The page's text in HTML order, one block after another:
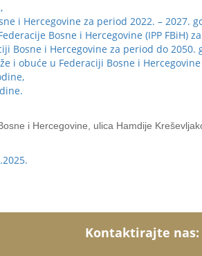
i Hercegovine za period 2022. – 2027.
Bosne i Hercegovine (IPP FBiH)
Bosne i Hercegovine za period do 2050.
i obuće u Federaciji Bosne i
i Hercegovine, ulica Hamdije
Kontaktirajte nas: